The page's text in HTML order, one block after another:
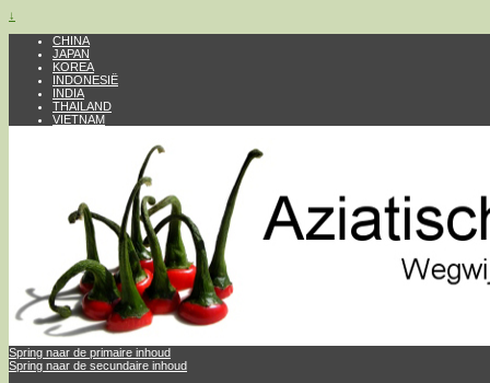
↓
CHINA
JAPAN
KOREA
INDONESIË
INDIA
THAILAND
VIETNAM
Spring naar de primaire inhoud
Spring naar de secundaire inhoud